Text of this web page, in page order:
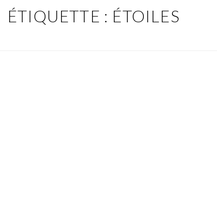
ÉTIQUETTE : ÉTOILES